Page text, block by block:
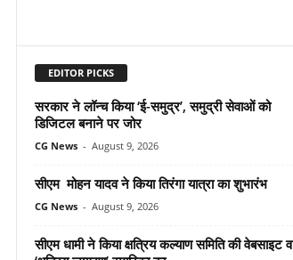
EDITOR PICKS
सरकार ने लॉन्च किया ‘ई-समुद्र’, समुद्री सेवाओं को
डिजिटल बनाने पर जोर
CG News - August 9, 2026
सीएम मोहन यादव ने किया तिरंगा यात्रा का शुभारंभ
CG News - August 9, 2026
सीएम धामी ने किया क्षत्रिय कल्याण समिति की वेबसाइट व